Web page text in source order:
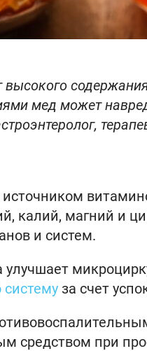
высокого
мед может
калий, магний и
и систем.
улучшает
за счет
средством при